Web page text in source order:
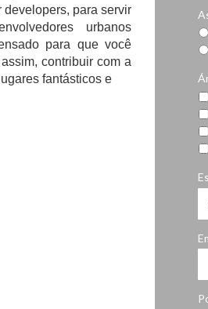
developers, para servir
urbanos
para que você
contribuir com a
fantásticos e